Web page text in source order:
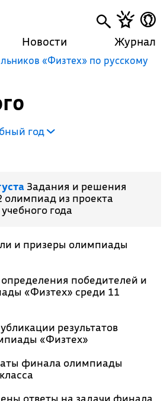
Новости Журнал
«Физтех» по русскому
год
Задания и решения
олимпиад из проекта
года
и призеры олимпиады
победителей и
«Физтех» среди 11
результатов
«Физтех»
финала олимпиады